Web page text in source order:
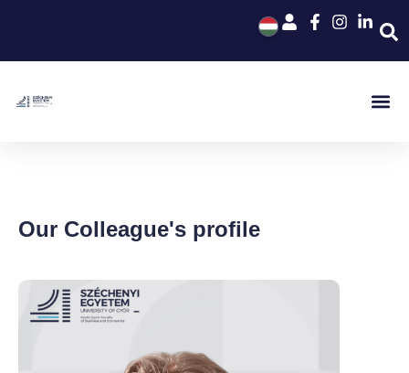
Our Colleague's profile